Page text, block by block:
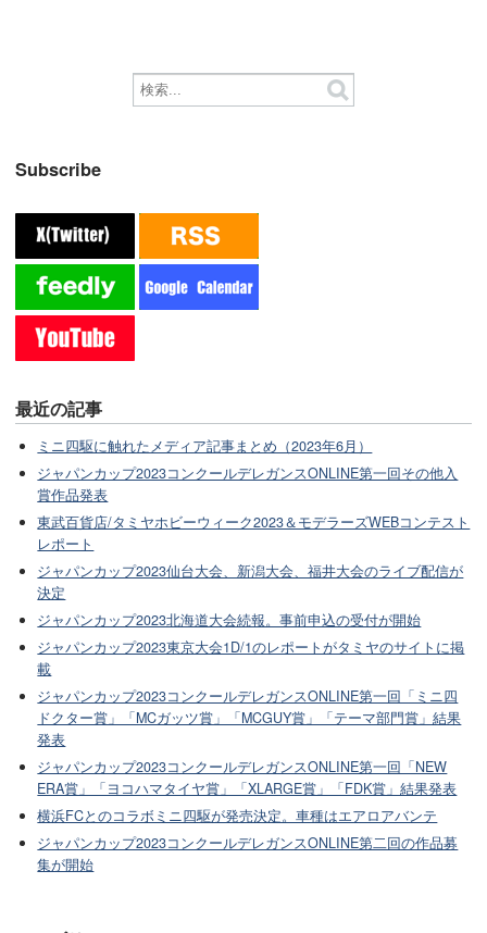
Subscribe
最近の記事
ミニ四駆に触れたメディア記事まとめ（2023年6月）
ジャパンカップ2023コンクールデレガンスONLINE第一回その他入
賞作品発表
東武百貨店/タミヤホビーウィーク2023＆モデラーズWEBコンテスト
レポート
ジャパンカップ2023仙台大会、新潟大会、福井大会のライブ配信が
決定
ジャパンカップ2023北海道大会続報。事前申込の受付が開始
ジャパンカップ2023東京大会1D/1のレポートがタミヤのサイトに掲
載
ジャパンカップ2023コンクールデレガンスONLINE第一回「ミニ四
ドクター賞」「MCガッツ賞」「MCGUY賞」「テーマ部門賞」結果
発表
ジャパンカップ2023コンクールデレガンスONLINE第一回「NEW
ERA賞」「ヨコハマタイヤ賞」「XLARGE賞」「FDK賞」結果発表
横浜FCとのコラボミニ四駆が発売決定。車種はエアロアバンテ
ジャパンカップ2023コンクールデレガンスONLINE第二回の作品募
集が開始